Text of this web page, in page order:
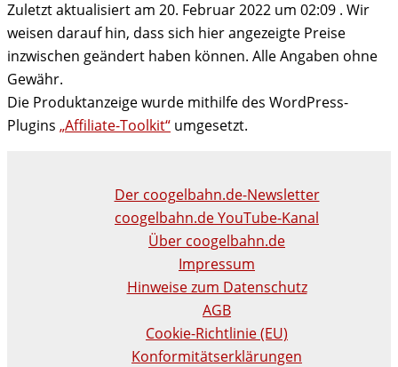
Zuletzt aktualisiert am 20. Februar 2022 um 02:09 . Wir
weisen darauf hin, dass sich hier angezeigte Preise
inzwischen geändert haben können. Alle Angaben ohne
Gewähr.
Die Produktanzeige wurde mithilfe des WordPress-
Plugins „Affiliate-Toolkit“ umgesetzt.
Der coogelbahn.de-Newsletter
coogelbahn.de YouTube-Kanal
Über coogelbahn.de
Impressum
Hinweise zum Datenschutz
AGB
Cookie-Richtlinie (EU)
Konformitätserklärungen